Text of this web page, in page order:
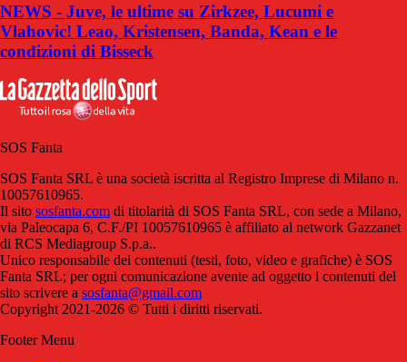
NEWS - Juve, le ultime su Zirkzee, Lucumi e
Vlahovic! Leao, Kristensen, Banda, Kean e le
condizioni di Bisseck
SOS Fanta
SOS Fanta SRL è una società iscritta al Registro Imprese di Milano n.
10057610965.
Il sito sosfanta.com di titolarità di SOS Fanta SRL, con sede a Milano,
via Paleocapa 6, C.F./PI 10057610965 è affiliato al network Gazzanet
di RCS Mediagroup S.p.a..
Unico responsabile dei contenuti (testi, foto, video e grafiche) è SOS
Fanta SRL; per ogni comunicazione avente ad oggetto i contenuti del
sito scrivere a sosfanta@gmail.com
Copyright 2021-2026 © Tutti i diritti riservati.
Footer Menu